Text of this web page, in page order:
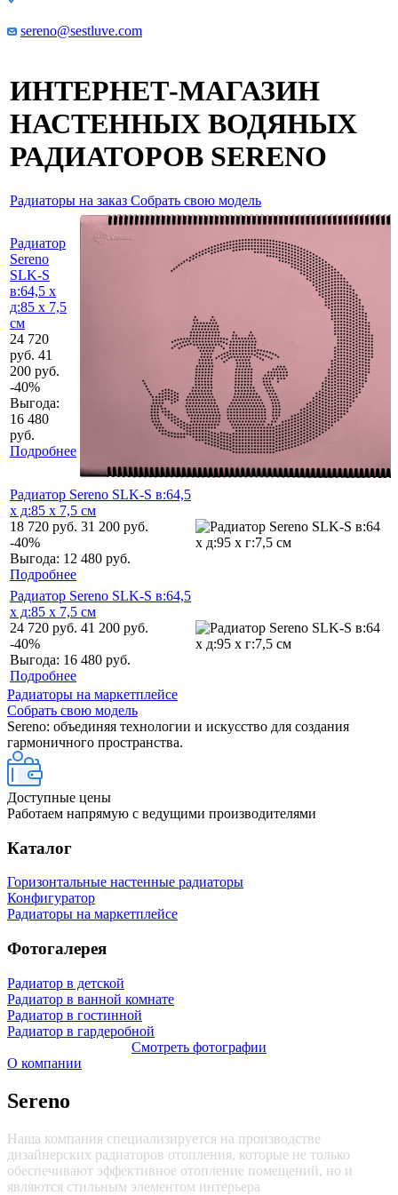
sereno@sestluve.com
ИНТЕРНЕТ-МАГАЗИН
НАСТЕННЫХ ВОДЯНЫХ
РАДИАТОРОВ SERENO
Радиаторы на заказ Собрать свою модель
Радиатор
Sereno
SLK-S
в:64,5 x
д:85 х 7,5
см
24 720
руб. 41
200 руб.
-40%
Выгода:
16 480
руб.
Подробнее
Радиатор Sereno SLK-S в:64,5
x д:85 х 7,5 см
18 720 руб. 31 200 руб.
-40%
Выгода: 12 480 руб.
Подробнее
Радиатор Sereno SLK-S в:64,5
x д:85 х 7,5 см
24 720 руб. 41 200 руб.
-40%
Выгода: 16 480 руб.
Подробнее
Радиаторы на маркетплейсе
Собрать свою модель
Sereno: объединяя технологии и искусство для создания
гармоничного пространства.
Доступные цены
Работаем напрямую с ведущими производителями
Каталог
Горизонтальные настенные радиаторы
Конфигуратор
Радиаторы на маркетплейсе
Фотогалерея
Радиатор в детской
Радиатор в ванной комнате
Радиатор в гостинной
Радиатор в гардеробной
Смотреть фотографии
О компании
Sereno
Наша компания специализируется на производстве
дизайнерских радиаторов отопления, которые не только
обеспечивают эффективное отопление помещений, но и
являются стильным элементом интерьера